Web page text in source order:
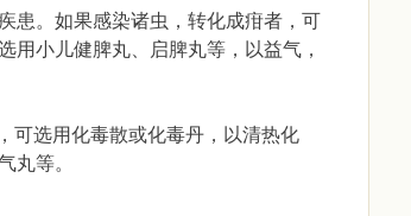
。如果感染诸虫，转化成疳者，可
用小儿健脾丸、启脾丸等，以益气，
选用化毒散或化毒丹，以清热化
丸等。